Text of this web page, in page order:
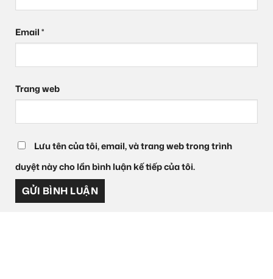
Email*
Trang web
Lưu tên của tôi, email, và trang web trong trình
duyệt này cho lần bình luận kế tiếp của tôi.